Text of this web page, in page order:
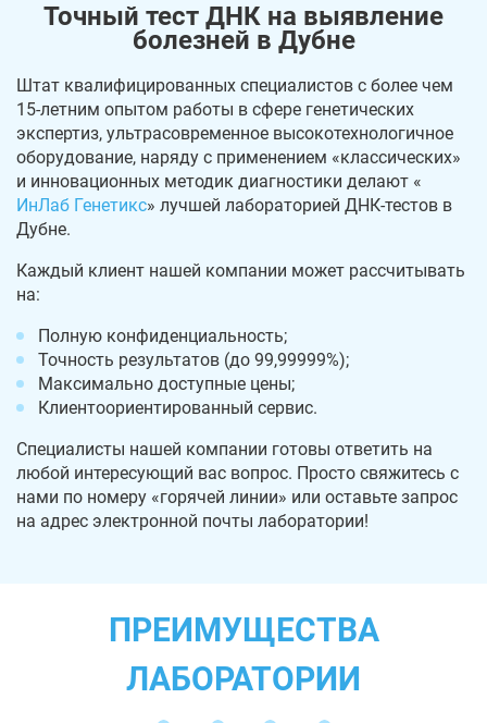
Точный тест ДНК на выявление
болезней в Дубне
Штат квалифицированных специалистов с более чем
15-летним опытом работы в сфере генетических
экспертиз, ультрасовременное высокотехнологичное
оборудование, наряду с применением «классических»
и инновационных методик диагностики делают «
ИнЛаб Генетикс» лучшей лабораторией ДНК-тестов в
Дубне.
Каждый клиент нашей компании может рассчитывать
на:
Полную конфиденциальность;
Точность результатов (до 99,99999%);
Максимально доступные цены;
Клиентоориентированный сервис.
Специалисты нашей компании готовы ответить на
любой интересующий вас вопрос. Просто свяжитесь с
нами по номеру «горячей линии» или оставьте запрос
на адрес электронной почты лаборатории!
ПРЕИМУЩЕСТВА
ЛАБОРАТОРИИ